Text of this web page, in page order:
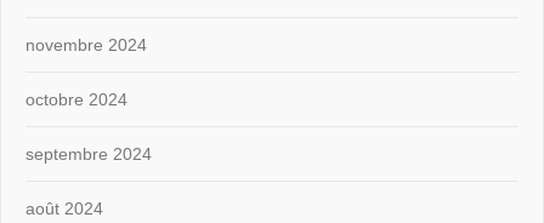
novembre 2024
octobre 2024
septembre 2024
août 2024